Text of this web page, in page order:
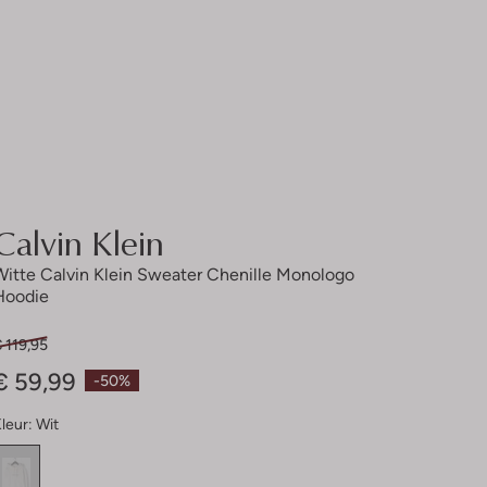
Klein
Calvin Klein Sweater Chenille Monologo
-50%
119,95
59,99
Wit